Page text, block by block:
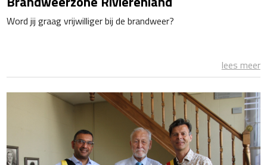
Word jij graag vrijwilliger bij de brandweer?
lees meer